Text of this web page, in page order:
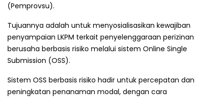
(Pemprovsu).
Tujuannya adalah untuk menyosialisasikan kewajiban
penyampaian LKPM terkait penyelenggaraan perizinan
berusaha berbasis risiko melalui sistem Online Single
Submission (OSS).
Sistem OSS berbasis risiko hadir untuk percepatan dan
peningkatan penanaman modal, dengan cara